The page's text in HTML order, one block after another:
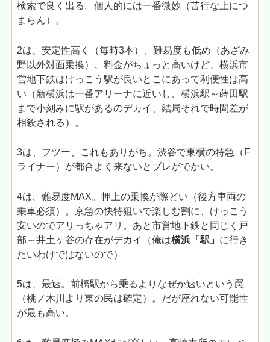
検索で良く出る。個人的には一番微妙（苦行な上につ
まらん）。
2は、安定性高く（毎時3本）、難易度も低め（あざみ
野以外対面乗換）、料金がちょっと高いけど、横浜市
営地下鉄はけっこう駅が良いとこにあって利便性は高
い（新横浜は一番アリーナに近いし、横浜駅～蒔田駅
まで小刻みに駅があるのデカイ、結局それで時間差が
相殺される）。
3は、フツー、これもありがち。渋谷で東横の特急（F
ライナー）が都合よく来ないとブレがでかい。
4は、難易度MAX。押上の乗換が際どい（後方車両の
乗車必須）。京急の快特狙いで楽しむ割に、けっこう
安いのでアリっちゃアリ。あと市営地下鉄と同じく戸
部～井土ヶ谷の存在がデカイ（俺は横浜「駅」 に行き
たいわけではないので）
5は、最速。前橋駅から乗るよりなぜか速いという罠
（桃ノ木川より東の民は確定）。だが座れない可能性
が最も高い。